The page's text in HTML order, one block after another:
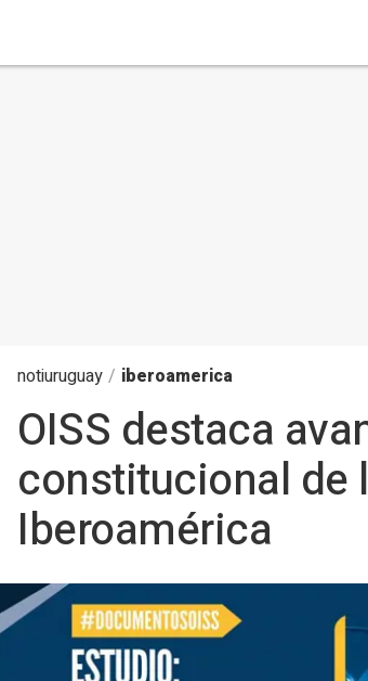
notiuruguay / iberoamerica
OISS destaca
constitucional de
Iberoamérica